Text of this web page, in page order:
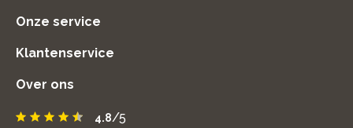
Onze service
Klantenservice
Over ons
4.8/5